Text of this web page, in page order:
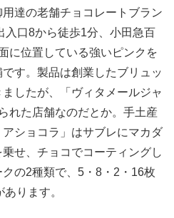
達の老舗チョコレートブラン
入口8から徒歩1分、小田急百
に位置している強いピンクを
す。製品は創業したブリュッ
したが、「ヴィタメールジャ
れた店舗なのだとか。手土産
ショコラ」はサブレにマカダ
せ、チョコでコーティングし
の2種類で、5・8・2・16枚
ります。